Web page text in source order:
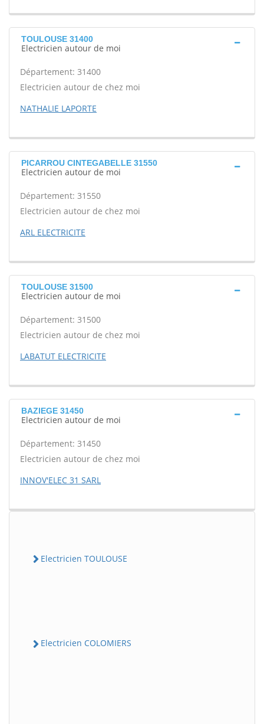
TOULOUSE 31400
Electricien autour de moi
Département: 31400
Electricien autour de chez moi
NATHALIE LAPORTE
PICARROU CINTEGABELLE 31550
Electricien autour de moi
Département: 31550
Electricien autour de chez moi
ARL ELECTRICITE
TOULOUSE 31500
Electricien autour de moi
Département: 31500
Electricien autour de chez moi
LABATUT ELECTRICITE
BAZIEGE 31450
Electricien autour de moi
Département: 31450
Electricien autour de chez moi
INNOV'ELEC 31 SARL
Electricien TOULOUSE
Electricien COLOMIERS